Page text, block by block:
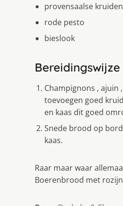
provensaalse kruiden
rode pesto
bieslook
Bereidingswijze
Champignons , ajuin
toevoegen goed
en kaas dit goed
Snede brood op
kaas.
Raar maar waar
Boerenbrood met